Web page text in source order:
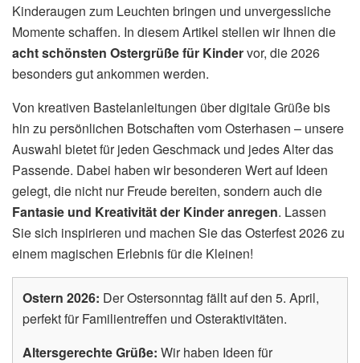
Kinderaugen zum Leuchten bringen und unvergessliche
Momente schaffen. In diesem Artikel stellen wir Ihnen die
acht schönsten Ostergrüße für Kindervor, die 2026
besonders gut ankommen werden.
Von kreativen Bastelanleitungen über digitale Grüße bis
hin zu persönlichen Botschaften vom Osterhasen – unsere
Auswahl bietet für jeden Geschmack und jedes Alter das
Passende. Dabei haben wir besonderen Wert auf Ideen
gelegt, die nicht nur Freude bereiten, sondern auch die
Fantasie und Kreativität der Kinder anregen. Lassen
Sie sich inspirieren und machen Sie das Osterfest 2026 zu
einem magischen Erlebnis für die Kleinen!
Ostern 2026: Der Ostersonntag fällt auf den 5. April,
perfekt für Familientreffen und Osteraktivitäten.
Altersgerechte Grüße: Wir haben Ideen für